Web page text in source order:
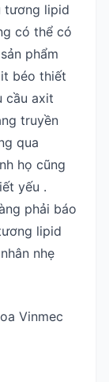
tương lipid
có thể có
phẩm
béo thiết
cầu axit
truyền
qua
họ cũng
yếu .
phải báo
lipid
nhẹ
Vinmec